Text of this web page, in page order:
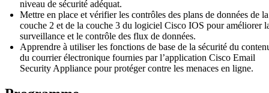
niveau de sécurité adéquat.
Mettre en place et vérifier les contrôles des plans de données de la
couche 2 et de la couche 3 du logiciel Cisco IOS pour améliorer
surveillance et le contrôle des flux de données.
Apprendre à utiliser les fonctions de base de la sécurité du
du courrier électronique fournies par l’application Cisco Email
Security Appliance pour protéger contre les menaces en ligne.